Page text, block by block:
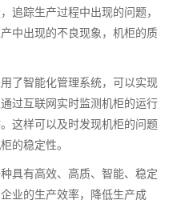
追踪生产过程中出现的问题，
中出现的不良现象，机柜的质
了智能化管理系统，可以实现
过互联网实时监测机柜的运行
这样可以及时发现机柜的问题
的稳定性。
具有高效、高质、智能、稳定
业的生产效率，降低生产成